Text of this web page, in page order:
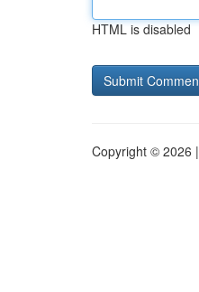
HTML is disabled
Copyright © 2026 |